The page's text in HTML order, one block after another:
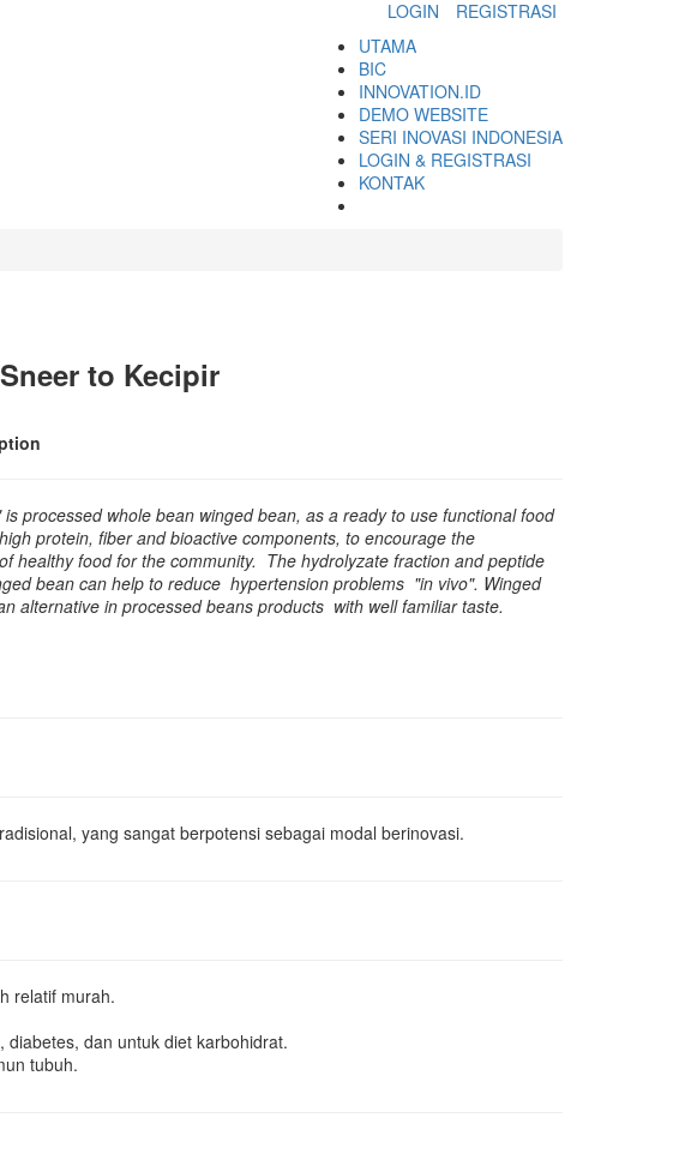
LOGIN
REGISTRASI
UTAMA
BIC
INNOVATION.ID
DEMO WEBSITE
SERI INOVASI INDONESIA
LOGIN & REGISTRASI
KONTAK
to Kecipir
is processed whole bean winged bean, as a ready to use functional food
protein, fiber and bioactive components, to encourage the
healthy food for the community. The hydrolyzate fraction and peptide
bean can help to reduce hypertension problems "in vivo". Winged
alternative in processed beans products with well familiar taste.
yang sangat berpotensi sebagai modal berinovasi.
relatif murah.
dan untuk diet karbohidrat.
tubuh.